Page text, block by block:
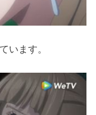
います。